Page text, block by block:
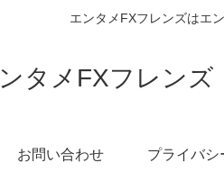
エンタメFXフレンズはエ
タメFXフレンズ
お問い合わせ プライバシ